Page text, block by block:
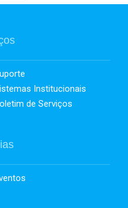
Institucionais
de Serviços